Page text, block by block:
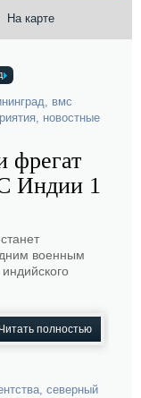
На карте
, вмс
, новостные
фрегат
Индии 1
военным
Читать полностью
, северный